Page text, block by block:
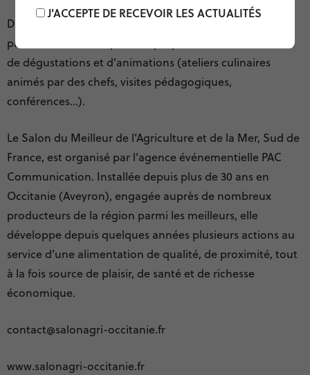
Durant les 3 jours de l’événement, les organisateurs, les
partenaires et les exposants proposeront une multitude
de dégustations et d’animations (ateliers culinaires
animés par des chefs, visites pédagogiques,
conférences…).
Le Salon du Meilleur de l’Agriculture et de la Mer, Sud de
France, est organisé par l’agence événementielle PAC
Communication. Installée depuis plus de 30 ans en
Occitanie (Aveyron), engagée auprès de nombreux
producteurs de la région parmi les meilleurs, elle
développe depuis quelques années plusieurs actions au
service d’une alimentation de qualité, de proximité, tout
à la fois source de plaisir, de santé et de richesse
économique.
contact@salonagri-occitanie.fr
www.salonagri-occitanie.fr
J'ACCEPTE DE RECEVOIR LES ACTUALITÉS